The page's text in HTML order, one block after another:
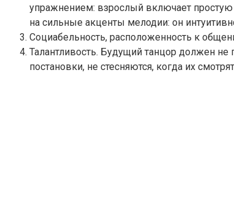
упражнением: взрослый включает простую
на сильные акценты мелодии: он
Социабельность, расположенность к
Талантливость. Будущий танцор должен
постановки, не стесняются, когда их